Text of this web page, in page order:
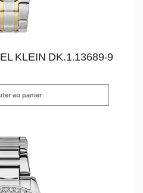
KLEIN DK.1.13689-9
au panier